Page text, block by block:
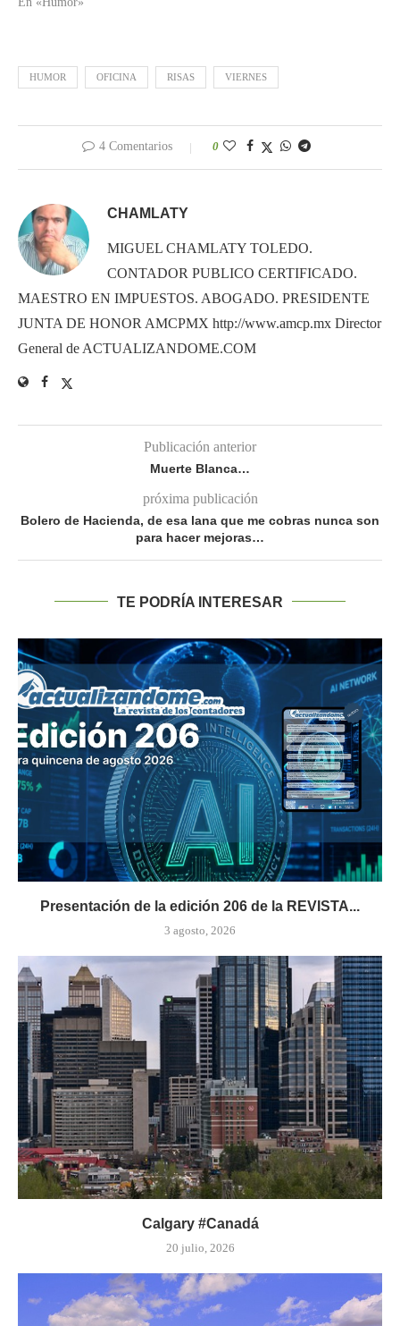
HUMOR OFICINA RISAS VIERNES
4 Comentarios 0
CHAMLATY
MIGUEL CHAMLATY TOLEDO.
CONTADOR PUBLICO CERTIFICADO.
MAESTRO EN IMPUESTOS. ABOGADO. PRESIDENTE
JUNTA DE HONOR AMCPMX http://www.amcp.mx Director
General de ACTUALIZANDOME.COM
Publicación anterior
Muerte Blanca…
próxima publicación
Bolero de Hacienda, de esa lana que me cobras nunca son
para hacer mejoras…
TE PODRÍA INTERESAR
Presentación de la edición 206 de la REVISTA...
3 agosto, 2026
Calgary #Canadá
20 julio, 2026